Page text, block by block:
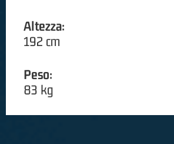
Altezza:
192 cm
Peso:
83 kg